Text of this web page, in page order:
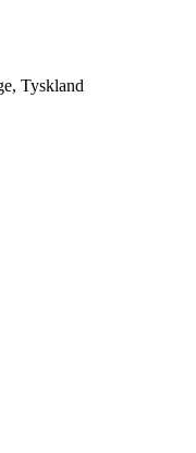
Tyskland